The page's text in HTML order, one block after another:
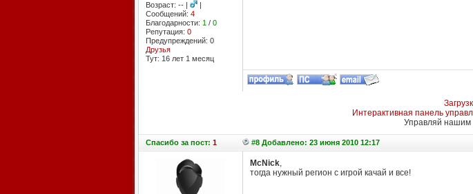
Возраст: -- |
|
Сообщений: 4
Благодарности: 1 / 0
Репутация: 0
Предупреждений: 0
Друзья
Тут: 16 лет 1 месяц
Интерактивная панель
Управляй нашим
Спасибоза пост: 1 #8 Добавлено: 23 июня 2010 12:17
McNick,
тогда нужный регион с игрой качай и все!